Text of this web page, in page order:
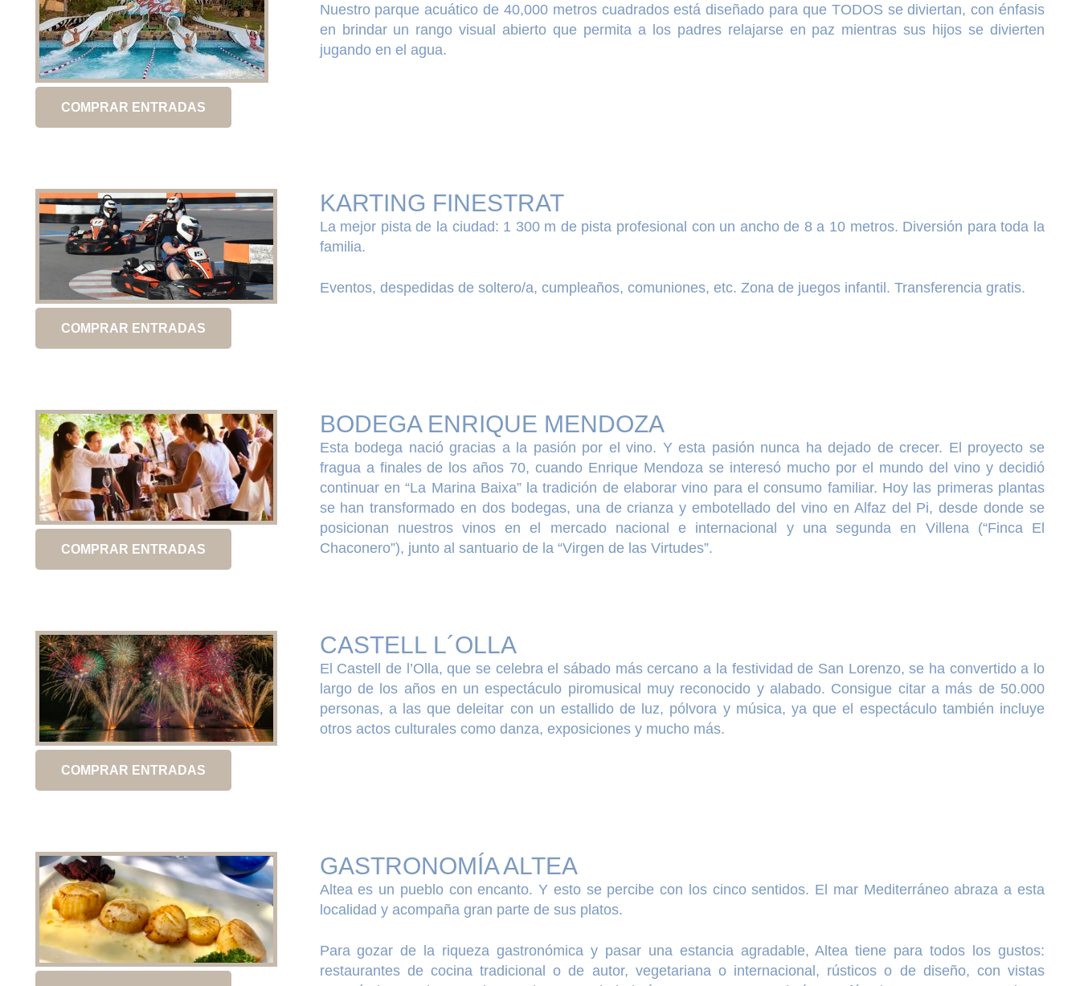
COMPRAR ENTRADAS
Nuestro parque acuático de 40,000 metros cuadrados está diseñado para que TODOS se diviertan, con énfasis
en brindar un rango visual abierto que permita a los padres relajarse en paz mientras sus hijos se divierten
jugando en el agua.
COMPRAR ENTRADAS
KARTING FINESTRAT
La mejor pista de la ciudad: 1 300 m de pista profesional con un ancho de 8 a 10 metros. Diversión para toda la
familia.
Eventos, despedidas de soltero/a, cumpleaños, comuniones, etc. Zona de juegos infantil. Transferencia gratis.
COMPRAR ENTRADAS
BODEGA ENRIQUE MENDOZA
Esta bodega nació gracias a la pasión por el vino. Y esta pasión nunca ha dejado de crecer. El proyecto se
fragua a finales de los años 70, cuando Enrique Mendoza se interesó mucho por el mundo del vino y decidió
continuar en “La Marina Baixa” la tradición de elaborar vino para el consumo familiar. Hoy las primeras plantas
se han transformado en dos bodegas, una de crianza y embotellado del vino en Alfaz del Pi, desde donde se
posicionan nuestros vinos en el mercado nacional e internacional y una segunda en Villena (“Finca El
Chaconero”), junto al santuario de la “Virgen de las Virtudes”.
COMPRAR ENTRADAS
CASTELL L´OLLA
El Castell de l’Olla, que se celebra el sábado más cercano a la festividad de San Lorenzo, se ha convertido a lo
largo de los años en un espectáculo piromusical muy reconocido y alabado. Consigue citar a más de 50.000
personas, a las que deleitar con un estallido de luz, pólvora y música, ya que el espectáculo también incluye
otros actos culturales como danza, exposiciones y mucho más.
GASTRONOMÍA ALTEA
Altea es un pueblo con encanto. Y esto se percibe con los cinco sentidos. El mar Mediterráneo abraza a esta
localidad y acompaña gran parte de sus platos.
Para gozar de la riqueza gastronómica y pasar una estancia agradable, Altea tiene para todos los gustos:
restaurantes de cocina tradicional o de autor, vegetariana o internacional, rústicos o de diseño, con vistas